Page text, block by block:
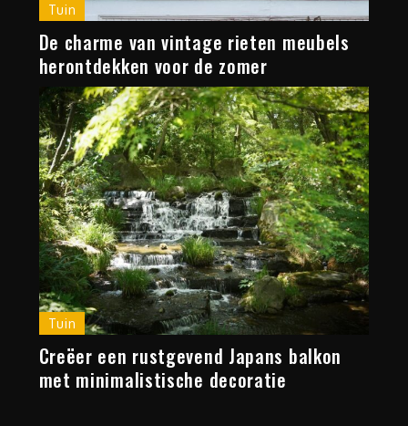
Tuin
De charme van vintage rieten meubels
herontdekken voor de zomer
Tuin
Creëer een rustgevend Japans balkon
met minimalistische decoratie